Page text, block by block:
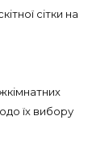
сітки на
їх вибору